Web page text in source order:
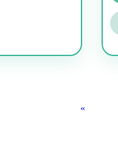
«